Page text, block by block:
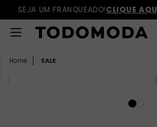
SEJA UM FRANQUEADO!CLIQUE AQUI
SALE